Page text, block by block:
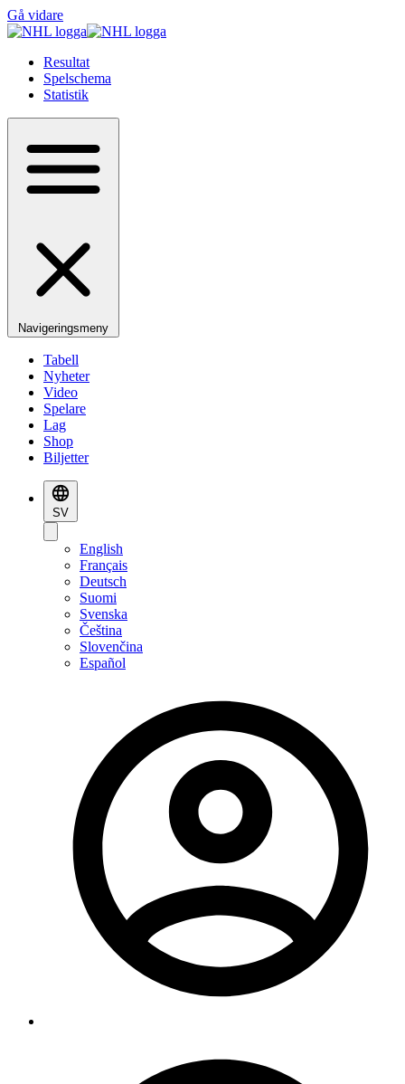
Gå vidare
Resultat
Spelschema
Statistik
Navigeringsmeny
Tabell
Nyheter
Video
Spelare
Lag
Shop
Biljetter
SV
English
Français
Deutsch
Suomi
Svenska
Čeština
Slovenčina
Español